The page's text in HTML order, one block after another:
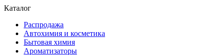
Каталог
Распродажа
Автохимия и косметика
Бытовая химия
Ароматизаторы